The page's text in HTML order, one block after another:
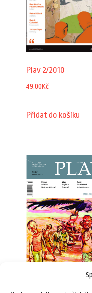
Plav 2/2010
49,00Kč
Přidat do košíku